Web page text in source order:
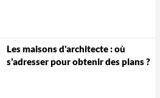
Les maisons d'architecte : où
s'adresser pour obtenir des plans ?